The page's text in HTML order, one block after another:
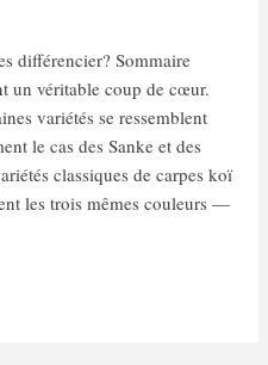
différencier? Sommaire
un véritable coup de cœur.
variétés se ressemblent
le cas des Sanke et des
classiques de carpes koï
les trois mêmes couleurs —